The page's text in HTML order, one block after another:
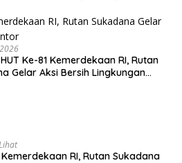
Ke-81 Kemerdekaan RI, Rutan
Gelar Aksi Bersih Lingkungan
RI, Rutan Sukadana